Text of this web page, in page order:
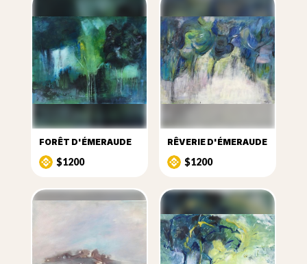
FORÊT D'ÉMERAUDE
$1200
RÊVERIE D'ÉMERAUDE
$1200